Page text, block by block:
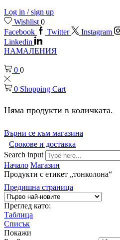
Log in / sign up
Wishlist 0
Facebook
Twitter Instagram
Linkedin
НАМАЛЕНИЯ
0 0
0 Shopping Cart
Няма продукти в количката.
Върни се към магазина
Срокове и доставка
Search input
Начало Магазин
Продукти с етикет „тонколона“
Предишна страница
Преглед като:
Таблица
Списък
Покажи